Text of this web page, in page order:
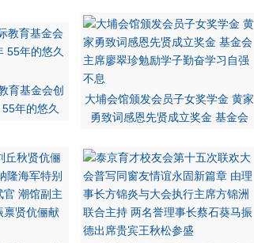
育基金会创
年的悠久
大埔会馆颁发会员子女奖学金 黄家
勇致词感恩先贤成立奖金 基金会